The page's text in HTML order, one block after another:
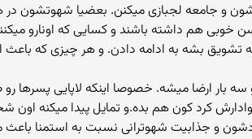
و جامعه لجبازی میکنن. بعضیا شهوتشون
هم داشته باشند و کسایی که اونارو
بشه به ادامه دادن. و هر چیزی که باعث
بار ارضا میشه. خصوصا اینکه لاپایی پسرها
کرد کون هم بده.و تمایل پیدا میکنه
و جذابیت شهوترانی نسبت به استمنا باعث